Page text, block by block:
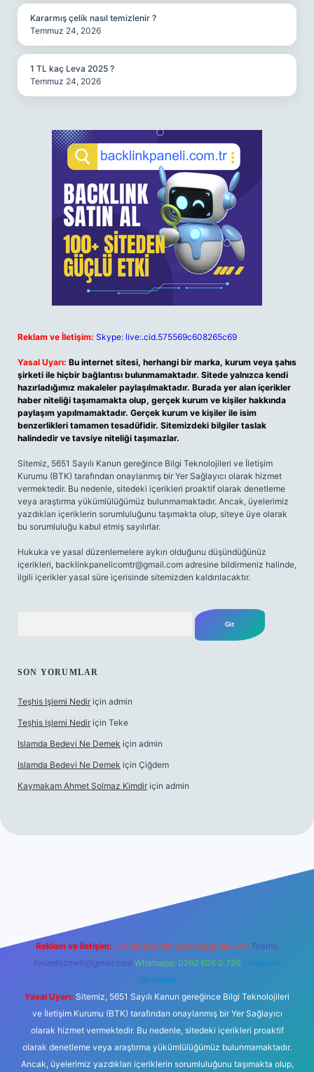
Kararmış çelik nasıl temizlenir ?
Temmuz 24, 2026
1 TL kaç Leva 2025 ?
Temmuz 24, 2026
Reklam ve İletişim: Skype: live:.cid.575569c608265c69
Yasal Uyarı: Bu internet sitesi, herhangi bir marka, kurum veya şahıs
şirketi ile hiçbir bağlantısı bulunmamaktadır. Sitede yalnızca kendi
hazırladığımız makaleler paylaşılmaktadır. Burada yer alan içerikler
haber niteliği taşımamakta olup, gerçek kurum ve kişiler hakkında
paylaşım yapılmamaktadır. Gerçek kurum ve kişiler ile isim
benzerlikleri tamamen tesadüfidir. Sitemizdeki bilgiler taslak
halindedir ve tavsiye niteliği taşımazlar.
Sitemiz, 5651 Sayılı Kanun gereğince Bilgi Teknolojileri ve İletişim
Kurumu (BTK) tarafından onaylanmış bir Yer Sağlayıcı olarak hizmet
vermektedir. Bu nedenle, sitedeki içerikleri proaktif olarak denetleme
veya araştırma yükümlülüğümüz bulunmamaktadır. Ancak, üyelerimiz
yazdıkları içeriklerin sorumluluğunu taşımakta olup, siteye üye olarak
bu sorumluluğu kabul etmiş sayılırlar.
Hukuka ve yasal düzenlemelere aykırı olduğunu düşündüğünüz
içerikleri, backlinkpanelicomtr@gmail.com adresine bildirmeniz halinde,
ilgili içerikler yasal süre içerisinde sitemizden kaldırılacaktır.
SON YORUMLAR
Teşhis Işlemi Nedir için admin
Teşhis Işlemi Nedir için Teke
Islamda Bedevi Ne Demek için admin
Islamda Bedevi Ne Demek için Çiğdem
Kaymakam Ahmet Solmaz Kimdir için admin
Reklam ve İletişim: E-mail: backlinkpaneli@gmail.com Teams:
forumhizmeti@gmail.com Whatsapp: 0262 606 0 726 Telegram:
@karabul
Yasal Uyarı: Sitemiz, 5651 Sayılı Kanun gereğince Bilgi Teknolojileri
ve İletişim Kurumu (BTK) tarafından onaylanmış bir Yer Sağlayıcı
olarak hizmet vermektedir. Bu nedenle, sitedeki içerikleri proaktif
olarak denetleme veya araştırma yükümlülüğümüz bulunmamaktadır.
Ancak, üyelerimiz yazdıkları içeriklerin sorumluluğunu taşımakta olup,